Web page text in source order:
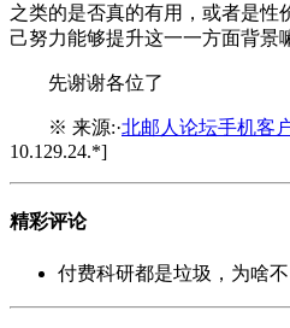
之类的是否真的有用，或者是性
己努力能够提升这一一方面背景
先谢谢各位了
※ 来源:·北邮人论坛手机客
10.129.24.*]
精彩评论
付费科研都是垃圾，为啥